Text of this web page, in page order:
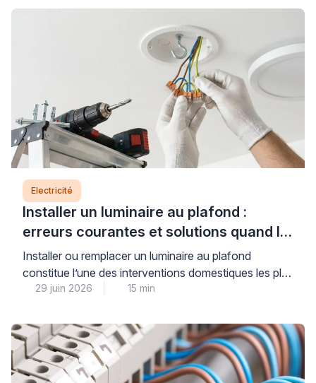
conforme à la norme NF C 15-100, et des
connexions dimensionnées pour supporter l’intensité
requise. Comprendre ces règles […]
Electricité
Installer un luminaire au plafond :
erreurs courantes et solutions quand le
support bloque
Installer ou remplacer un luminaire au plafond
constitue l’une des interventions domestiques les plus
courantes, mais elle soulève des questions légitimes
Lorsque le support résiste au perçage, que le
système de raccordement semble incompréhensible
ou que le poids du luminaire vous inquiète, il est
parfaitement légitime d’hésiter […]
29 juin 2026 15 min